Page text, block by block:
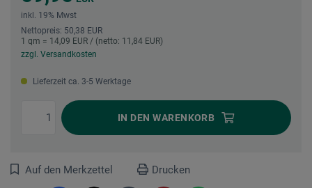
inkl. 19% Mwst
Nettopreis: 50,38 EUR
1 qm = 14,09 EUR / (netto: 11,84 EUR)
zzgl. Versandkosten
Lieferzeit ca. 3-5 Werktage
IN DEN WARENKORB
Auf den Merkzettel Drucken